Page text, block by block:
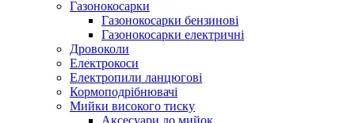
Газонокосарки
Газонокосарки бензинові
Газонокосарки електричні
Дровоколи
Електрокоси
Електропили ланцюгові
Кормоподрібнювачі
Мийки високого тиску
Аксесуари до мийок